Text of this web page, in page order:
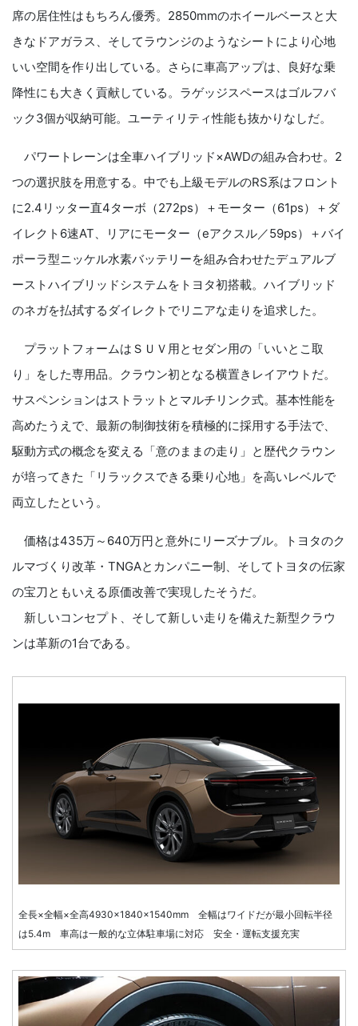
席の居住性はもちろん優秀。2850mmのホイールベースと大
きなドアガラス、そしてラウンジのようなシートにより心地
いい空間を作り出している。さらに車高アップは、良好な乗
降性にも大きく貢献している。ラゲッジスペースはゴルフバ
ック3個が収納可能。ユーティリティ性能も抜かりなしだ。
パワートレーンは全車ハイブリッド×AWDの組み合わせ。2
つの選択肢を用意する。中でも上級モデルのRS系はフロント
に2.4リッター直4ターボ（272ps）＋モーター（61ps）＋ダ
イレクト6速AT、リアにモーター（eアクスル／59ps）＋バイ
ポーラ型ニッケル水素バッテリーを組み合わせたデュアルブ
ーストハイブリッドシステムをトヨタ初搭載。ハイブリッド
のネガを払拭するダイレクトでリニアな走りを追求した。
プラットフォームはＳＵＶ用とセダン用の「いいとこ取
り」をした専用品。クラウン初となる横置きレイアウトだ。
サスペンションはストラットとマルチリンク式。基本性能を
高めたうえで、最新の制御技術を積極的に採用する手法で、
駆動方式の概念を変える「意のままの走り」と歴代クラウン
が培ってきた「リラックスできる乗り心地」を高いレベルで
両立したという。
価格は435万～640万円と意外にリーズナブル。トヨタのク
ルマづくり改革・TNGAとカンパニー制、そしてトヨタの伝家
の宝刀ともいえる原価改善で実現したそうだ。
新しいコンセプト、そして新しい走りを備えた新型クラウ
ンは革新の1台である。
全長×全幅×全高4930×1840×1540mm 全幅はワイドだが最小回転半径
は5.4m 車高は一般的な立体駐車場に対応 安全・運転支援充実